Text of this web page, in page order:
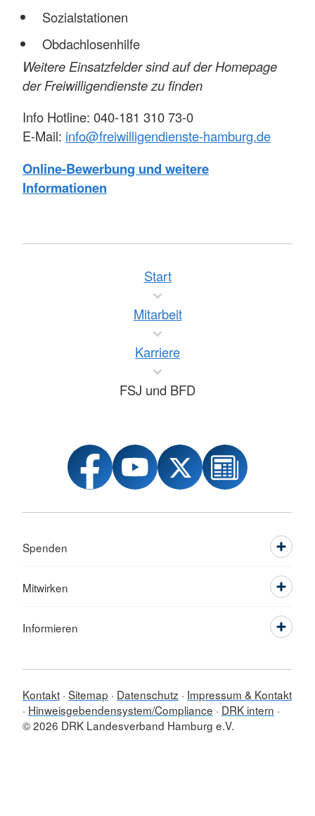
Sozialstationen
Obdachlosenhilfe
Weitere Einsatzfelder sind auf der Homepage
der Freiwilligendienste zu finden
Info Hotline: 040-181 310 73-0
E-Mail: info@freiwilligendienste-hamburg.de
Online-Bewerbung und weitere
Informationen
Start
Mitarbeit
Karriere
FSJ und BFD
Spenden
Mitwirken
Informieren
Kontakt Sitemap Datenschutz
Impressum & Kontakt
Hinweisgebendensystem/Compliance
DRK intern
© 2026 DRK Landesverband Hamburg e.V.